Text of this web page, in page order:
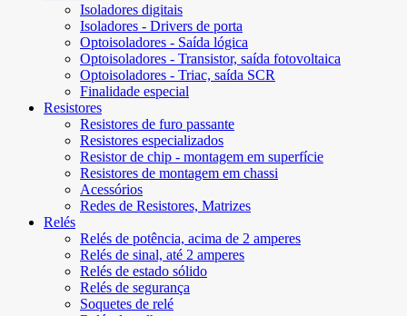
Isoladores digitais
Isoladores - Drivers de porta
Optoisoladores - Saída lógica
Optoisoladores - Transistor, saída fotovoltaica
Optoisoladores - Triac, saída SCR
Finalidade especial
Resistores
Resistores de furo passante
Resistores especializados
Resistor de chip - montagem em superfície
Resistores de montagem em chassi
Acessórios
Redes de Resistores, Matrizes
Relés
Relés de potência, acima de 2 amperes
Relés de sinal, até 2 amperes
Relés de estado sólido
Relés de segurança
Soquetes de relé